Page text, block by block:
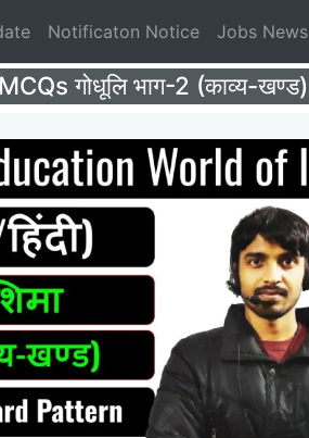
Notificaton Notice Jobs News
गोधूलि भाग-2 (काव्य-खण्ड)